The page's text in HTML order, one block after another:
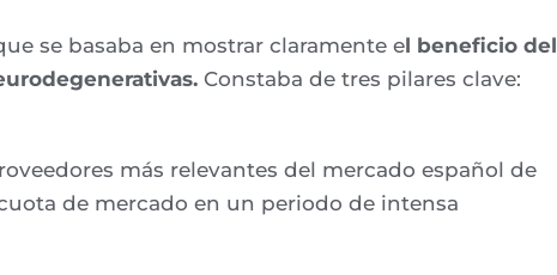
se basaba en mostrar claramente el beneficio del
Constaba de tres pilares clave:
más relevantes del mercado español de
de mercado en un periodo de intensa